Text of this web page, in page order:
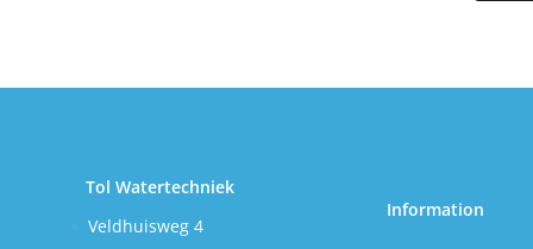
Tol Watertechniek
Veldhuisweg 4
Information